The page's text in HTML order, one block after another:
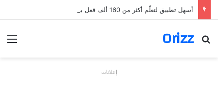
أسهل تطبيق لتعلّم أكثر من 160 ألف فعل بالألمانية
Orizz
بحث عن
إعلانات